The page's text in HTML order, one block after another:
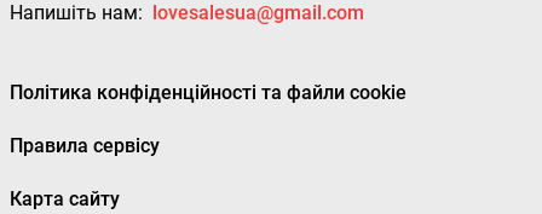
Напишіть нам: lovesalesua@gmail.com
Політика конфіденційності та файли cookie
Правила сервісу
Карта сайту